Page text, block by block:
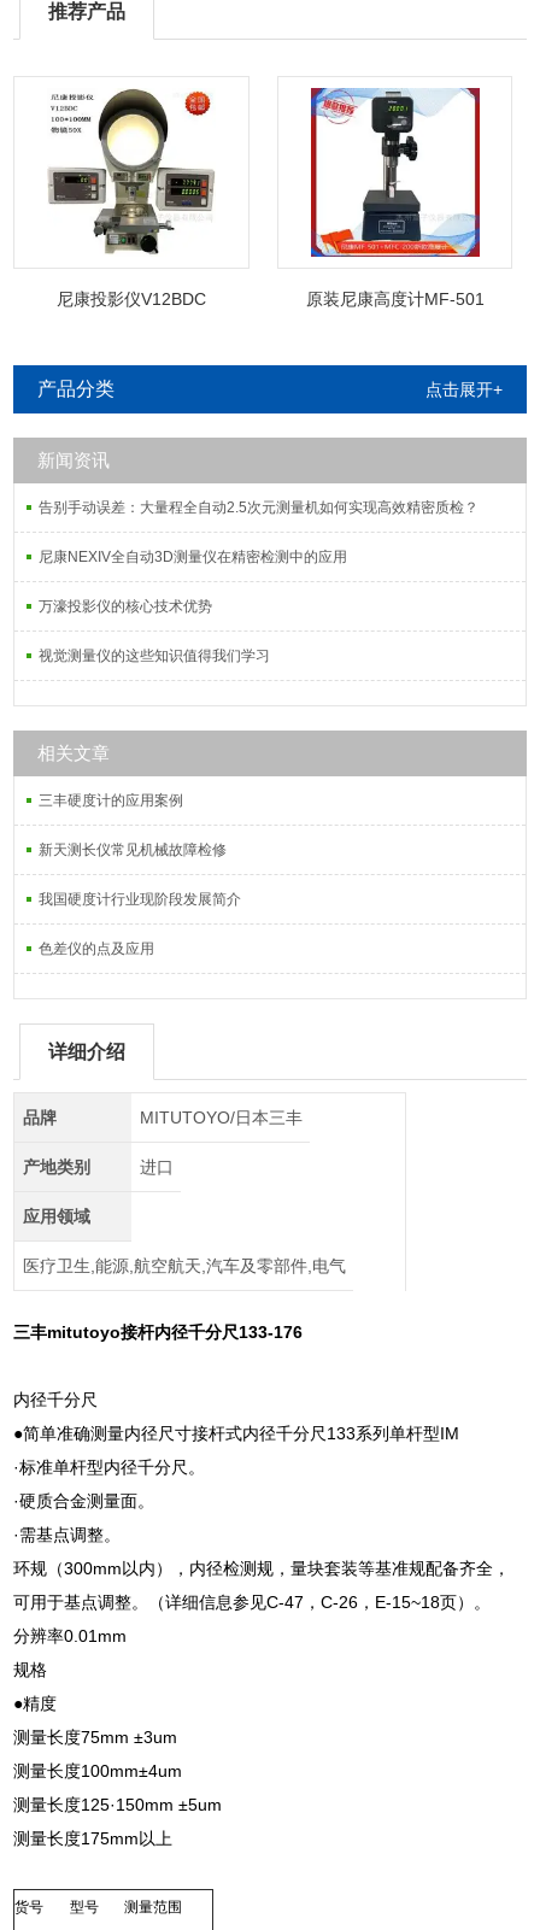
推荐产品
尼康投影仪V12BDC 原装尼康高度计MF-501
产品分类 点击展开+
新闻资讯
告别手动误差：大量程全自动2.5次元测量机如何实现高效精密质检？
尼康NEXIV全自动3D测量仪在精密检测中的应用
万濠投影仪的核心技术优势
视觉测量仪的这些知识值得我们学习
相关文章
三丰硬度计的应用案例
新天测长仪常见机械故障检修
我国硬度计行业现阶段发展简介
色差仪的点及应用
详细介绍
品牌 MITUTOYO/日本三丰
产地类别 进口
应用领域
医疗卫生,能源,航空航天,汽车及零部件,电气
三丰mitutoyo接杆内径千分尺133-176
内径千分尺
●简单准确测量内径尺寸接杆式内径千分尺133系列单杆型IM
·标准单杆型内径千分尺。
·硬质合金测量面。
·需基点调整。
环规（300mm以内），内径检测规，量块套装等基准规配备齐全，
可用于基点调整。（详细信息参见C-47，C-26，E-15~18页）。
分辨率0.01mm
规格
●精度
测量长度75mm ±3um
测量长度100mm±4um
测量长度125·150mm ±5um
测量长度175mm以上
货号 型号 测量范围